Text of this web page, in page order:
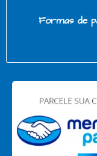
Formas de